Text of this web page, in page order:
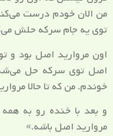
من الان خودم درست
توی یه جام سرکه حلش
اون مروارید اصل بود و
اصل توی سرکه حل می‌شه.
خوندم. من که تا حالا
و بعد با خنده رو به
مروارید اصل باشه.»